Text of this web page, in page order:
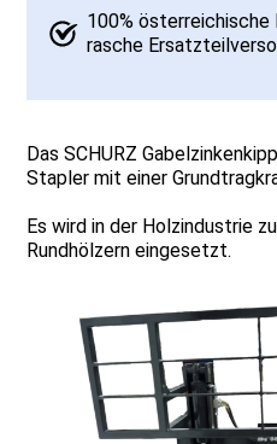
100% österreichische
rasche
Das SCHURZ
Stapler mit einer
Es wird in der Holzindustrie
Rundhölzern eingesetzt.